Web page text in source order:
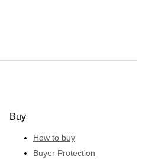
Buy
How to buy
Buyer Protection